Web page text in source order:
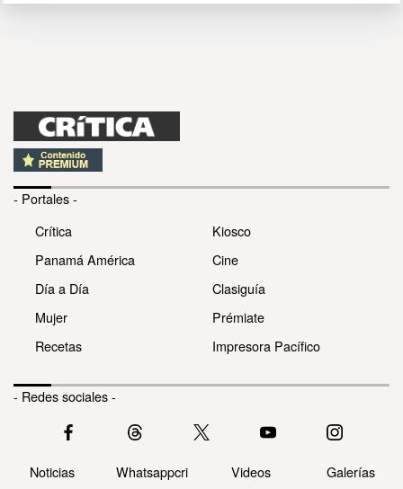
- Portales -
Crítica
Panamá América
Día a Día
Mujer
Recetas
Kiosco
Cine
Clasiguía
Prémiate
Impresora Pacífico
- Redes sociales -
Noticias Whatsappcri Videos Galerías